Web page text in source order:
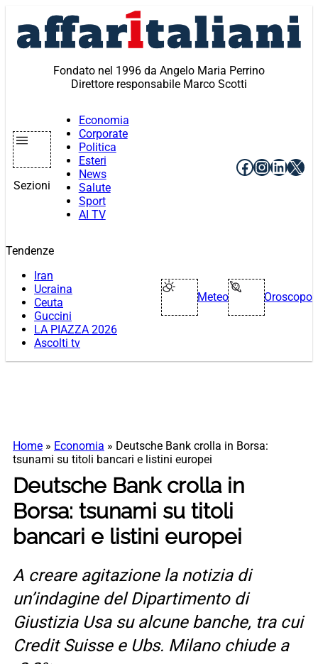
contenuto
Fondato nel 1996 da Angelo Maria Perrino
Direttore responsabile Marco Scotti
Sezioni
Economia
Corporate
Politica
Esteri
News
Salute
Sport
AI TV
Facebook
X
Tendenze
Iran
Ucraina
Ceuta
Guccini
LA PIAZZA 2026
Ascolti tv
Meteo Oroscopo
Home » Economia » Deutsche Bank crolla in Borsa:
tsunami su titoli bancari e listini europei
Deutsche Bank crolla in
Borsa: tsunami su titoli
bancari e listini europei
A creare agitazione la notizia di
un’indagine del Dipartimento di
Giustizia Usa su alcune banche, tra cui
Credit Suisse e Ubs. Milano chiude a